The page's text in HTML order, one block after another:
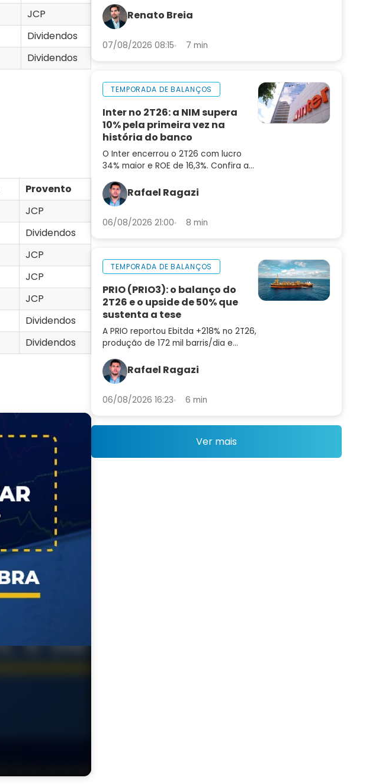
JCP
Dividendos
Dividendos
Provento
JCP
Dividendos
JCP
JCP
JCP
Dividendos
Dividendos
setor pode ser uma oportunidade
agora
Renato Breia
07/08/2026 08:15 7 min
TEMPORADA DE BALANÇOS
Inter no 2T26: a NIM supera
10% pela primeira vez na
história do banco
O Inter encerrou o 2T26 com lucro
34% maior e ROE de 16,3%. Confira a
para INBR32Rafael Ragazi
06/08/2026 21:00 8 min
TEMPORADA DE BALANÇOS
PRIO (PRIO3): o balanço do
2T26 e o upside de 50% que
sustenta a tese
A PRIO reportou Ebitda +218% no 2T26,
produção de 172 mil barris/dia e
análise do balanço e as perspectivas
para PRIO3
Rafael Ragazi
06/08/2026 16:23 6 min
Ver mais